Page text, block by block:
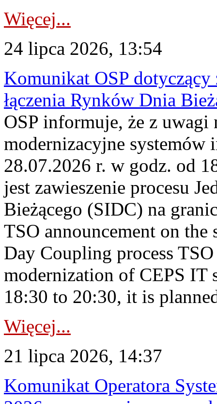
Więcej...
24 lipca 2026, 13:54
Komunikat OSP dotyczący
łączenia Rynków Dnia
OSP informuje, że z uwagi
modernizacyjne
28.07.2026 r. w godz. od
jest zawieszenie procesu
Bieżącego (SIDC) na
TSO announcement on
Day Coupling process
modernization of CEPS IT
18:30 to 20:30, it is
Więcej...
21 lipca 2026, 14:37
Komunikat Operatora